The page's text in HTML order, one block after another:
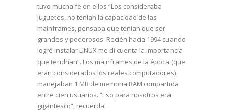
tuvo mucha fe en ellos “Los consideraba
juguetes, no tenían la capacidad de las
mainframes, pensaba que tenían que ser
grandes y poderosos. Recién hacia 1994 cuando
logré instalar LINUX me di cuenta la importancia
que tendrían”. Los mainframes de la época (que
eran considerados los reales computadores)
manejaban 1 MB de memoria RAM compartida
entre cien usuarios. “Eso para nosotros era
gigantesco”, recuerda.